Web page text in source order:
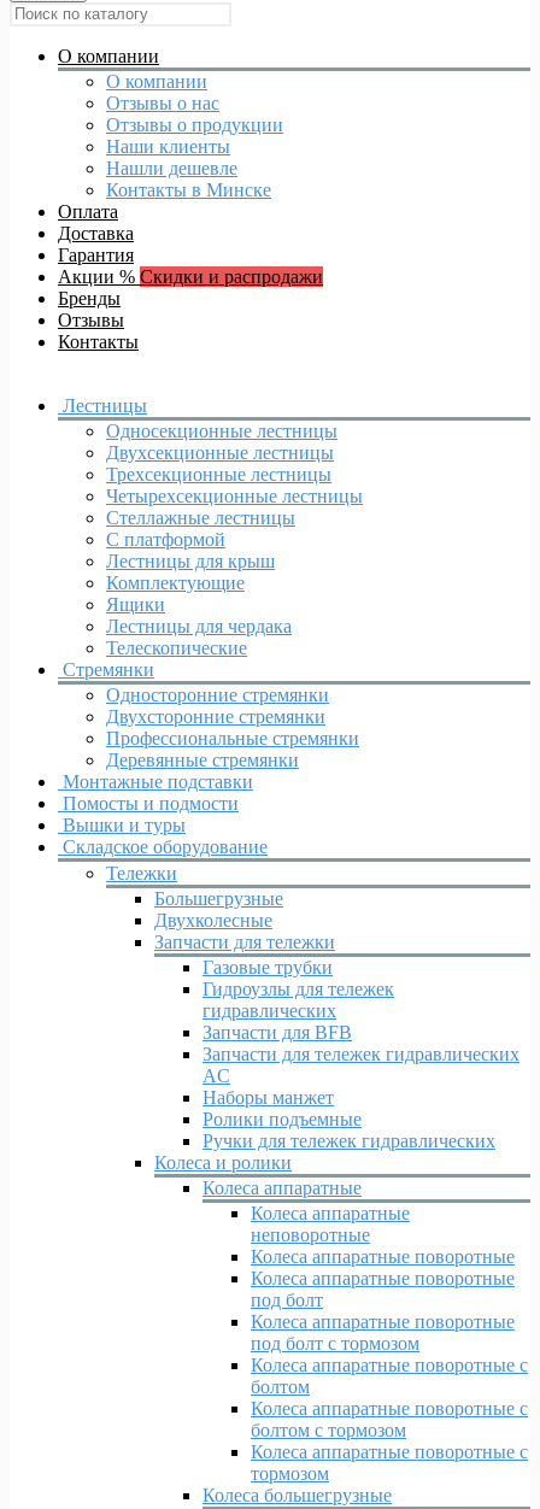
О компании
О компании
Отзывы о нас
Отзывы о продукции
Наши клиенты
Нашли дешевле
Контакты в Минске
Оплата
Доставка
Гарантия
Акции % Скидки и распродажи
Бренды
Отзывы
Контакты
Лестницы
Односекционные лестницы
Двухсекционные лестницы
Трехсекционные лестницы
Четырехсекционные лестницы
Стеллажные лестницы
С платформой
Лестницы для крыш
Комплектующие
Ящики
Лестницы для чердака
Телескопические
Стремянки
Односторонние стремянки
Двухсторонние стремянки
Профессиональные стремянки
Деревянные стремянки
Монтажные подставки
Помосты и подмости
Вышки и туры
Складское оборудование
Тележки
Большегрузные
Двухколесные
Запчасти для тележки
Газовые трубки
Гидроузлы для тележек
гидравлических
Запчасти для BFB
Запчасти для тележек гидравлических
AC
Наборы манжет
Ролики подъемные
Ручки для тележек гидравлических
Колеса и ролики
Колеса аппаратные
Колеса аппаратные
неповоротные
Колеса аппаратные поворотные
Колеса аппаратные поворотные
под болт
Колеса аппаратные поворотные
под болт с тормозом
Колеса аппаратные поворотные с
болтом
Колеса аппаратные поворотные с
болтом с тормозом
Колеса аппаратные поворотные с
тормозом
Колеса большегрузные